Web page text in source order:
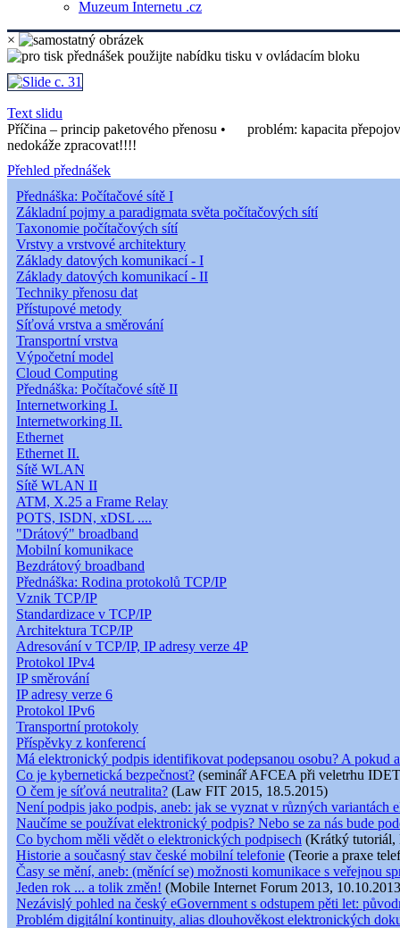
Muzeum Internetu .cz
×
Text slidu
Příčina – princip paketového přenosu • problém: kapacita
nedokáže zpracovat!!!!
Přehled přednášek
Přednáška: Počítačové sítě I
Základní pojmy a paradigmata světa počítačových sítí
Taxonomie počítačových sítí
Vrstvy a vrstvové architektury
Základy datových komunikací - I
Základy datových komunikací - II
Techniky přenosu dat
Přístupové metody
Síťová vrstva a směrování
Transportní vrstva
Výpočetní model
Cloud Computing
Přednáška: Počítačové sítě II
Internetworking I.
Internetworking II.
Ethernet
Ethernet II.
Sítě WLAN
Sítě WLAN II
ATM, X.25 a Frame Relay
POTS, ISDN, xDSL ....
"Drátový" broadband
Mobilní komunikace
Bezdrátový broadband
Přednáška: Rodina protokolů TCP/IP
Vznik TCP/IP
Standardizace v TCP/IP
Architektura TCP/IP
Adresování v TCP/IP, IP adresy verze 4P
Protokol IPv4
IP směrování
IP adresy verze 6
Protokol IPv6
Transportní protokoly
Příspěvky z konferencí
Má elektronický podpis identifikovat podepsanou osobu? A pokud
Co je kybernetická bezpečnost? (seminář AFCEA při veletrhu
O čem je síťová neutralita? (Law FIT 2015, 18.5.2015)
Není podpis jako podpis, aneb: jak se vyznat v různých variantách
Naučíme se používat elektronický podpis? Nebo se za nás bude
Co bychom měli vědět o elektronických podpisech (Krátký tutoriál,
Historie a současný stav české mobilní telefonie (Teorie a praxe
Časy se mění, aneb: (měnící se) možnosti komunikace s veřejnou
Jeden rok ... a tolik změn! (Mobile Internet Forum 2013,
Nezávislý pohled na český eGovernment s odstupem pěti let:
Problém digitální kontinuity, alias dlouhověkost elektronických